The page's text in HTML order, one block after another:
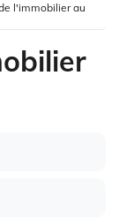
l'immobilier au